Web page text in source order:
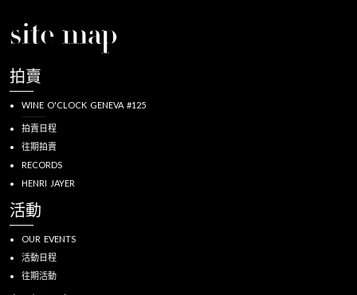
site map
拍賣
WINE O'CLOCK GENEVA #125
拍賣日程
往期拍賣
RECORDS
HENRI JAYER
活動
OUR EVENTS
活動日程
往期活動